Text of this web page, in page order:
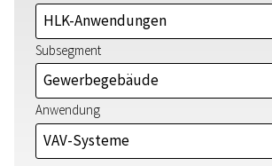
HLK-Anwendungen
Subsegment
Gewerbegebäude
Anwendung
VAV-Systeme